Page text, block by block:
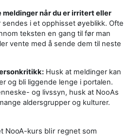
når du er irritert eller
sendes i et opphisset øyeblikk. Ofte
teksten en gang til før man
vente med å sende dem til neste
Husk at meldinger kan
og bli liggende lenge i portalen.
og livssyn, husk at NooAs
aldersgrupper og kulturer.
NooA-kurs blir regnet som